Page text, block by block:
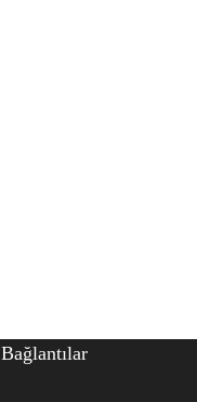
Bağlantılar